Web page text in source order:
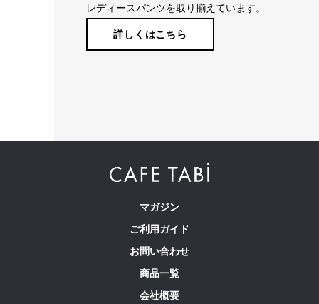
レディースパンツを取り揃えています。
詳しくはこちら
マガジン
ご利用ガイド
お問い合わせ
商品一覧
会社概要